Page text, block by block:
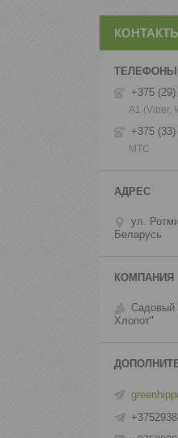
+375
А1 (Viber,
+375
МТС
ул.
Беларусь
Садовый
Хлопот"